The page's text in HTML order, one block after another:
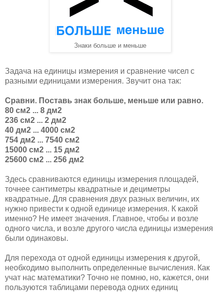
Знаки больше и меньше
Задача на единицы измерения и сравнение чисел с
разными единицами измерения. Звучит она так:
Сравни. Поставь знак больше, меньше или равно.
80 см2 ... 8 дм2
236 см2 ... 2 дм2
40 дм2 ... 4000 см2
754 дм2 ... 7540 см2
15000 см2 ... 15 дм2
25600 см2 ... 256 дм2
Здесь сравниваются единицы измерения площадей,
точнее сантиметры квадратные и дециметры
квадратные. Для сравнения двух разных величин, их
нужно привести к одной единице измерения. К какой
именно? Не имеет значения. Главное, чтобы и возле
одного числа, и возле другого числа единицы измерения
были одинаковы.
Для перехода от одной единицы измерения к другой,
необходимо выполнить определенные вычисления. Как
учат нас математики? Точно не помню, но, кажется, они
пользуются таблицами перевода одних единиц